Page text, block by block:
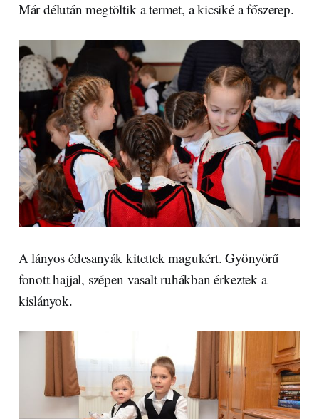
Már délután megtöltik a termet, a kicsiké a főszerep.
A lányos édesanyák kitettek magukért. Gyönyörű
fonott hajjal, szépen vasalt ruhákban érkeztek a
kislányok.